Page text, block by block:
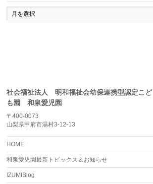
ア
ー
社会福祉法人 明和福祉会幼保連携型認定こど
も園 和泉愛児園
〒400-0073
山梨県甲府市湯村3-12-13
HOME
和泉愛児園最新トピックス＆お知らせ
IZUMIBlog